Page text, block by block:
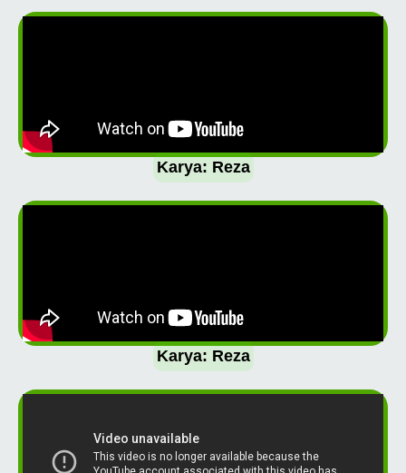
Karya: Reza
Karya: Reza